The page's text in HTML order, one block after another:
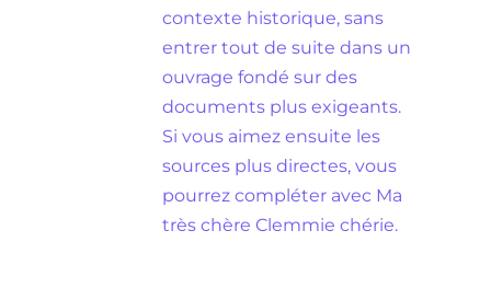
contexte historique, sans
entrer tout de suite dans un
ouvrage fondé sur des
documents plus exigeants.
Si vous aimez ensuite les
sources plus directes, vous
pourrez compléter avec Ma
très chère Clemmie chérie.